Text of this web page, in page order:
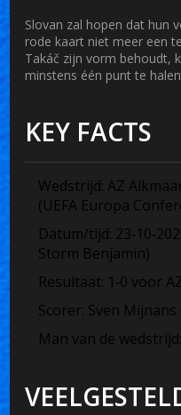
Slovan zal hopen dat hun
rode kaart niet meer een
Takáč zijn vorm behoudt,
minstens één punt te
KEY FACTS
Wedstrijd: AZ
(UEFA Europa
Datum/tijd:
Storm Benjamin)
Resultaat: 1‑0 voor
Scorer: Sven Mijnans
Man van de